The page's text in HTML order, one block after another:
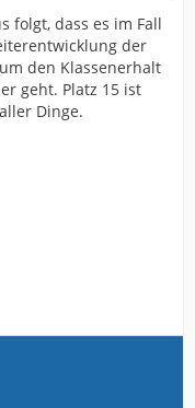
folgt, dass es im Fall
der
den Klassenerhalt
geht. Platz 15 ist
Dinge.